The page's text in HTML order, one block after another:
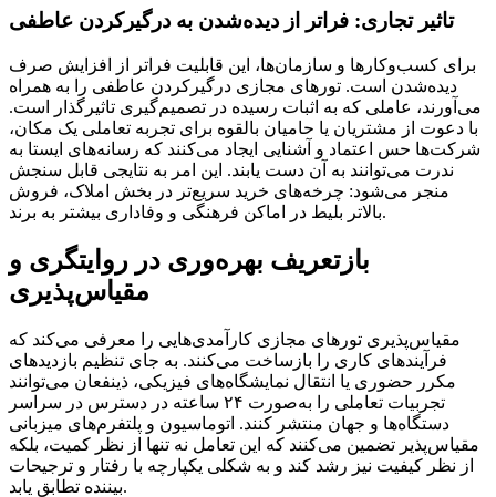
تاثیر تجاری: فراتر از دیده‌شدن به درگیرکردن عاطفی
برای کسب‌وکارها و سازمان‌ها، این قابلیت فراتر از افزایش صرف
دیده‌شدن است. تورهای مجازی درگیرکردن عاطفی را به همراه
می‌آورند، عاملی که به اثبات رسیده در تصمیم‌گیری تاثیرگذار است.
با دعوت از مشتریان یا حامیان بالقوه برای تجربه تعاملی یک مکان،
شرکت‌ها حس اعتماد و آشنایی ایجاد می‌کنند که رسانه‌های ایستا به
ندرت می‌توانند به آن دست یابند. این امر به نتایجی قابل سنجش
منجر می‌شود: چرخه‌های خرید سریع‌تر در بخش املاک، فروش
بالاتر بلیط در اماکن فرهنگی و وفاداری بیشتر به برند.
بازتعریف بهره‌وری در روایتگری و
مقیاس‌پذیری
مقیاس‌پذیری تورهای مجازی کارآمدی‌هایی را معرفی می‌کند که
فرآیندهای کاری را بازساخت می‌کنند. به جای تنظیم بازدیدهای
مکرر حضوری یا انتقال نمایشگاه‌های فیزیکی، ذینفعان می‌توانند
تجربیات تعاملی را به‌صورت ۲۴ ساعته در دسترس در سراسر
دستگاه‌ها و جهان منتشر کنند. اتوماسیون و پلتفرم‌های میزبانی
مقیاس‌پذیر تضمین می‌کنند که این تعامل نه تنها از نظر کمیت، بلکه
از نظر کیفیت نیز رشد کند و به شکلی یکپارچه با رفتار و ترجیحات
بیننده تطابق یابد.